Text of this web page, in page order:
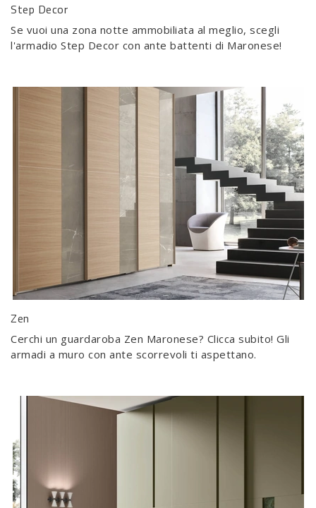
Step Decor
Se vuoi una zona notte ammobiliata al meglio, scegli
l'armadio Step Decor con ante battenti di Maronese!
Zen
Cerchi un guardaroba Zen Maronese? Clicca subito! Gli
armadi a muro con ante scorrevoli ti aspettano.